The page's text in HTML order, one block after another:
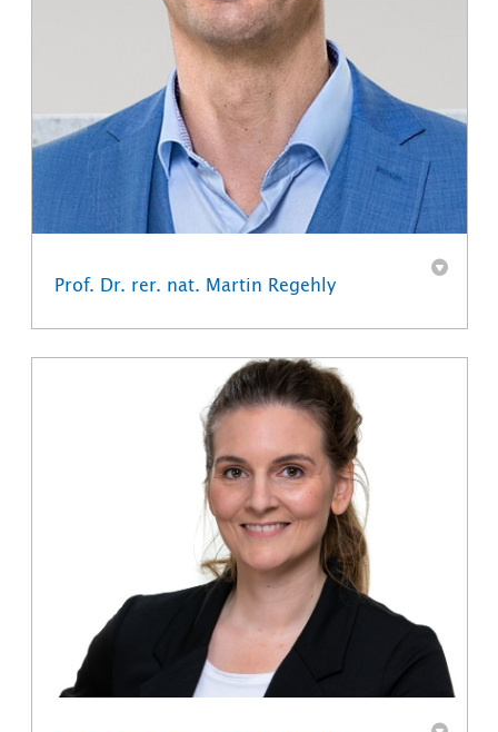
Prof. Dr. rer. nat. Martin Regehly